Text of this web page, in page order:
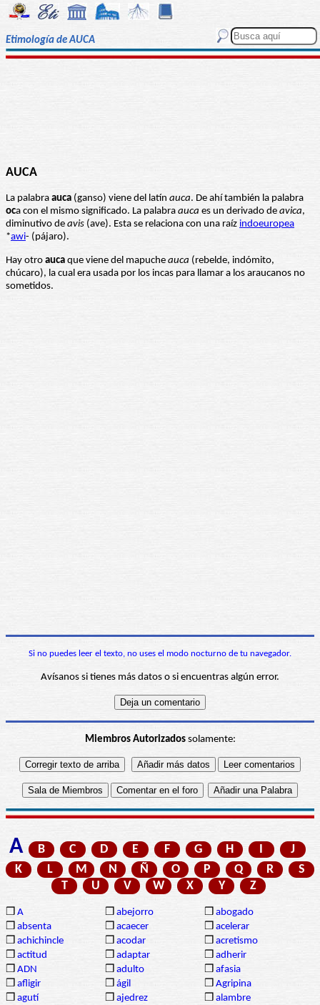
Etimología de AUCA
AUCA
La palabra auca (ganso) viene del latín auca. De ahí también la palabra
oca con el mismo significado. La palabra auca es un derivado de avica,
diminutivo de avis (ave). Esta se relaciona con una raíz indoeuropea
*awi- (pájaro).
Hay otro auca que viene del mapuche auca (rebelde, indómito,
chúcaro), la cual era usada por los incas para llamar a los araucanos no
sometidos.
Si no puedes leer el texto, no uses el modo nocturno de tu navegador.
Avísanos si tienes más datos o si encuentras algún error.
Miembros Autorizadossolamente:
A B C D E F G H I
J
K
L M N Ñ O P Q R
S
T
U V W X Y Z
❒ A ❒ abejorro ❒ abogado
❒ absenta ❒ acaecer ❒ acelerar
❒ achichincle ❒ acodar ❒ acretismo
❒ actitud ❒ adaptar ❒ adherir
❒ ADN ❒ adulto ❒ afasia
❒ afligir ❒ ágil ❒ Agripina
❒ agutí ❒ ajedrez ❒ alambre